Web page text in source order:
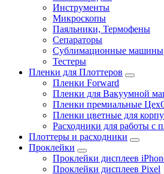
Инструменты
Микроскопы
Паяльники, Термофены
Сепараторы
Сублимационные машины
Тестеры
Пленки для Плоттеров
Пленки Forward
Пленки для Вакуумной
Пленки премиальные
Пленки цветные для
Расходники для работы с
Плоттеры и расходники
Проклейки
Проклейки дисплеев
Проклейки дисплеев Pixel